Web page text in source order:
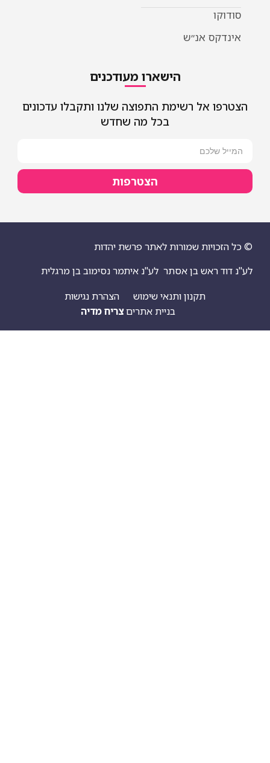
סודוקו
אינדקס אנ״ש
הישארו מעודכנים
הצטרפו אל רשימת התפוצה שלנו ותקבלו עדכונים
בכל מה שחדש
הצטרפות
© כל הזכויות שמורות לאתר פרשת יהדות
לע"נ דוד ראש בן אסתר לע"נ איתמר נסימוב בן מרגלית
תקנון ותנאי שימוש
הצהרת נגישות
בניית אתריםצריח מדיה